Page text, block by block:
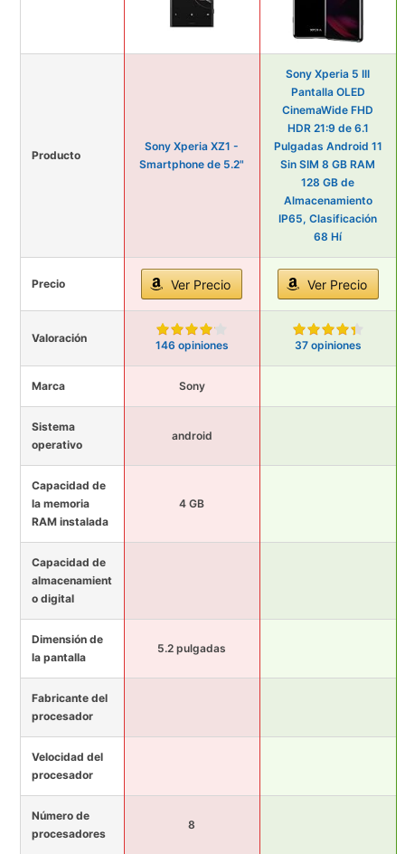
Producto
Sony Xperia XZ1 -
Smartphone de 5.2"
Sony Xperia 5 III
Pantalla OLED
CinemaWide FHD
HDR 21:9 de 6.1
Pulgadas Android 11
Sin SIM 8 GB RAM
128 GB de
Almacenamiento
IP65, Clasificación
68 Hí
Precio Ver Precio Ver Precio
Valoración
146 opiniones 37 opiniones
Marca Sony
Sistema
operativo
android
Capacidad de
la memoria
RAM instalada
4 GB
Capacidad de
almacenamient
o digital
Dimensión de
la pantalla
5.2 pulgadas
Fabricante del
procesador
Velocidad del
procesador
Número de
procesadores
8